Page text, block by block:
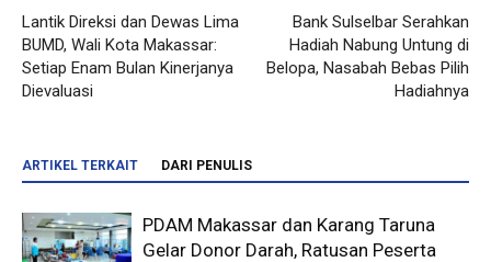
Lantik Direksi dan Dewas Lima
BUMD, Wali Kota Makassar:
Setiap Enam Bulan Kinerjanya
Dievaluasi
Bank Sulselbar Serahkan
Hadiah Nabung Untung di
Belopa, Nasabah Bebas Pilih
Hadiahnya
ARTIKEL TERKAIT DARI PENULIS
PDAM Makassar dan Karang Taruna
Gelar Donor Darah, Ratusan Peserta